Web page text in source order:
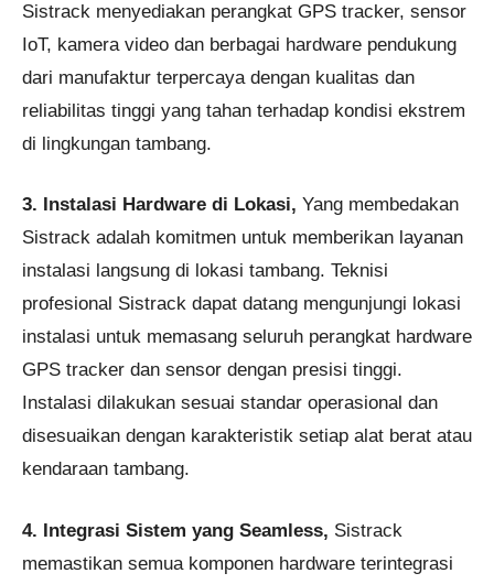
Sistrack menyediakan perangkat GPS tracker, sensor
IoT, kamera video dan berbagai hardware pendukung
dari manufaktur terpercaya dengan kualitas dan
reliabilitas tinggi yang tahan terhadap kondisi ekstrem
di lingkungan tambang.
3. Instalasi Hardware di Lokasi, Yang membedakan
Sistrack adalah komitmen untuk memberikan layanan
instalasi langsung di lokasi tambang. Teknisi
profesional Sistrack dapat datang mengunjungi lokasi
instalasi untuk memasang seluruh perangkat hardware
GPS tracker dan sensor dengan presisi tinggi.
Instalasi dilakukan sesuai standar operasional dan
disesuaikan dengan karakteristik setiap alat berat atau
kendaraan tambang.
4. Integrasi Sistem yang Seamless, Sistrack
memastikan semua komponen hardware terintegrasi